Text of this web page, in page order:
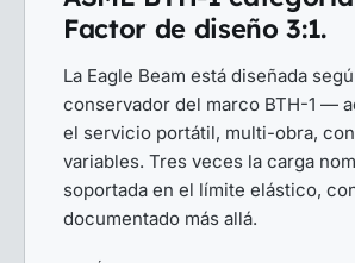
Factor de diseño 3:1.
La Eagle Beam está diseñada
conservador del marco BTH-1 —
el servicio portátil, multi-obra,
variables. Tres veces la carga
soportada en el límite elástico,
documentado más allá.